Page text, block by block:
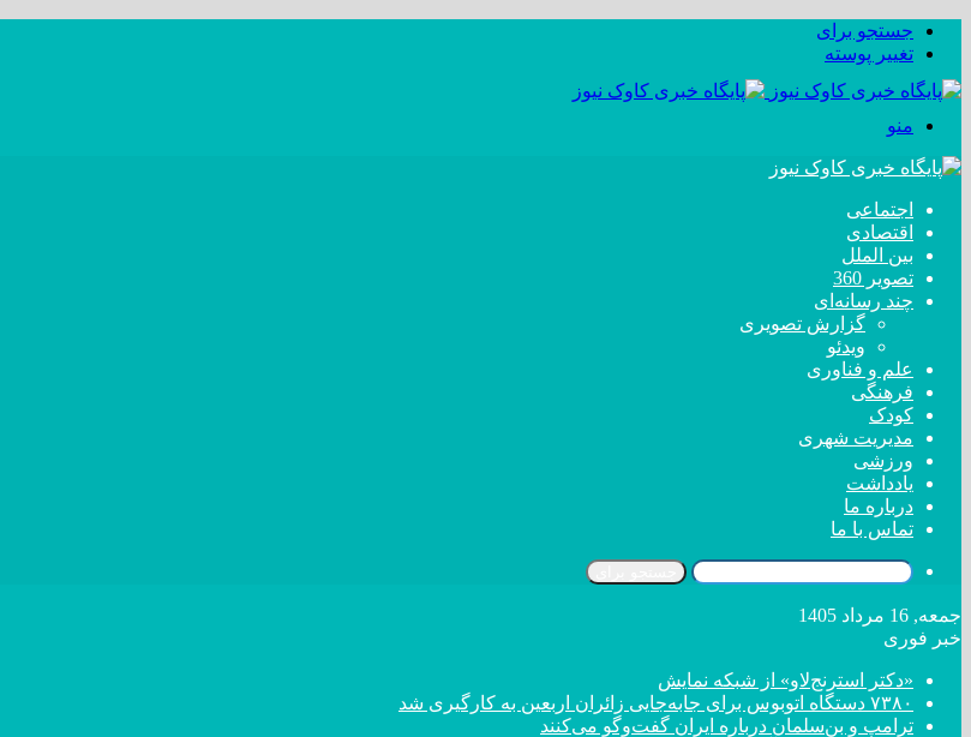
جستجو برای
تغییر پوسته
منو
اجتماعی
اقتصادی
بین الملل
تصویر 360
چند رسانه‌ای
گزارش تصویری
ویدئو
علم و فناوری
فرهنگی
کودک
مدیریت شهری
ورزشی
یادداشت
درباره ما
تماس با ما
جمعه, 16 مرداد 1405
خبر فوری
«دکتر استرنج‌لاو» از شبکه نمایش
۷۳۸۰ دستگاه اتوبوس برای جابه‌جایی زائران اربعین به کارگیری شد
ترامپ و بن‌سلمان درباره ایران گفت‌و‌گو می‌کنند